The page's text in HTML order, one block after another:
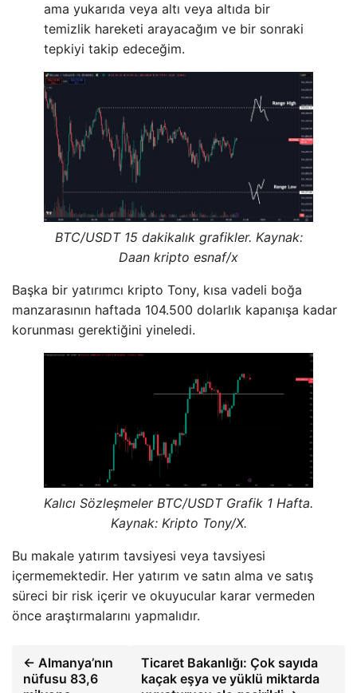
ama yukarıda veya altı veya altıda bir
temizlik hareketi arayacağım ve bir sonraki
tepkiyi takip edeceğim.
BTC/USDT 15 dakikalık grafikler. Kaynak:
Daan kripto esnaf/x
Başka bir yatırımcı kripto Tony, kısa vadeli boğa
manzarasının haftada 104.500 dolarlık kapanışa kadar
korunması gerektiğini yineledi.
Kalıcı Sözleşmeler BTC/USDT Grafik 1 Hafta.
Kaynak: Kripto Tony/X.
Bu makale yatırım tavsiyesi veya tavsiyesi
içermemektedir. Her yatırım ve satın alma ve satış
süreci bir risk içerir ve okuyucular karar vermeden
önce araştırmalarını yapmalıdır.
← Almanya’nın
nüfusu 83,6
Ticaret Bakanlığı: Çok sayıda
kaçak eşya ve yüklü miktarda